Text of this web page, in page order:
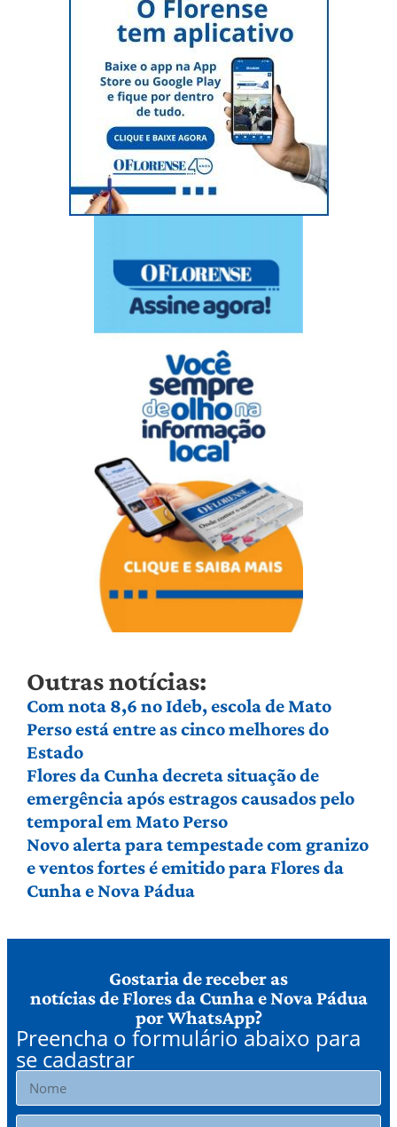
Outras notícias:
Com nota 8,6 no Ideb, escola de Mato
Perso está entre as cinco melhores do
Estado
Flores da Cunha decreta situação de
emergência após estragos causados pelo
temporal em Mato Perso
Novo alerta para tempestade com granizo
e ventos fortes é emitido para Flores da
Cunha e Nova Pádua
Gostaria de receber as
notícias de Flores da Cunha e Nova Pádua
por WhatsApp?
Preencha o formulário abaixo para
se cadastrar